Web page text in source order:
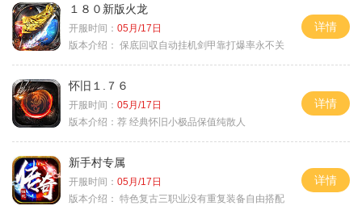
１８０新版火龙
开服时间： 05月/17日
版本介绍： 保底回収自动挂机剑甲靠打爆率永不关
详情
怀旧１.７６
开服时间： 05月/17日
版本介绍： 荐 经典怀旧小极品保值纯散人
详情
新手村专属
开服时间： 05月/17日
版本介绍： 特色复古三职业没有重复装备自由搭配
详情